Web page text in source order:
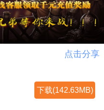
点击分享
下载(142.63MB)